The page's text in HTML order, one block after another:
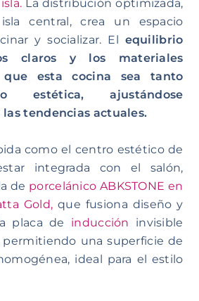
La distribución optimizada,
central, crea un espacio
y socializar. El equilibrio
claros y los materiales
que esta cocina sea tanto
estética, ajustándose
tendencias actuales.
como el centro estético de
integrada con el salón,
de porcelánico ABKSTONE en
Gold, que fusiona diseño y
placa de inducción invisible
permitiendo una superficie de
ideal para el estilo